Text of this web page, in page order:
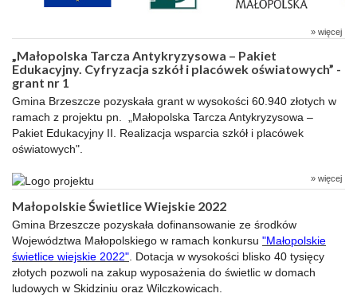
» więcej
„Małopolska Tarcza Antykryzysowa – Pakiet
Edukacyjny. Cyfryzacja szkół i placówek oświatowych” -
grant nr 1
Gmina Brzeszcze pozyskała grant w wysokości 60.940 złotych w
ramach z projektu pn. „Małopolska Tarcza Antykryzysowa –
Pakiet Edukacyjny II. Realizacja wsparcia szkół i placówek
oświatowych".
» więcej
Małopolskie Świetlice Wiejskie 2022
Gmina Brzeszcze pozyskała dofinansowanie ze środków
Województwa Małopolskiego w ramach konkursu "Małopolskie
świetlice wiejskie 2022" . Dotacja w wysokości blisko 40 tysięcy
złotych pozwoli na zakup wyposażenia do świetlic w domach
ludowych w Skidziniu oraz Wilczkowicach.